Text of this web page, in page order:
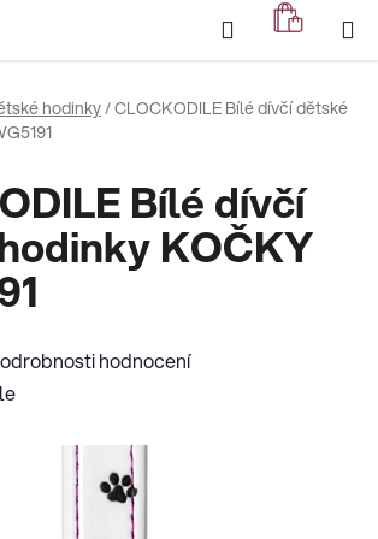
Hledat
KOŠÍK
hodinky/CLOCKODILE Bílé dívčí dětské
Bílé dívčí
KOČKY
hodnocení